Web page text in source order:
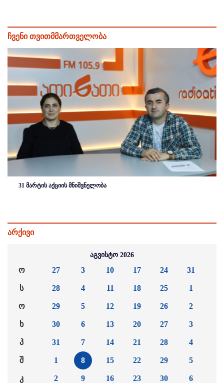
ჩვენი თვითმმართველობა
31 მარტის აქციის მნიშვნელობა
არქივი
აგვისტო 2026
ო
ს
ო
ხ
პ
შ
კ
27
28
29
30
31
1
2
3
4
5
6
7
8
9
10
11
12
13
14
15
16
17
18
19
20
21
22
23
24
25
26
27
28
29
30
31
1
2
3
4
5
6